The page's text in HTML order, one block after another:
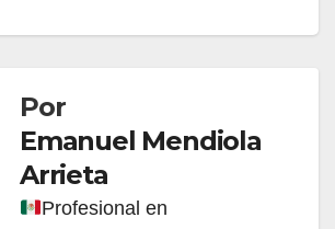
Por
Emanuel Mendiola
Arrieta
Profesional en